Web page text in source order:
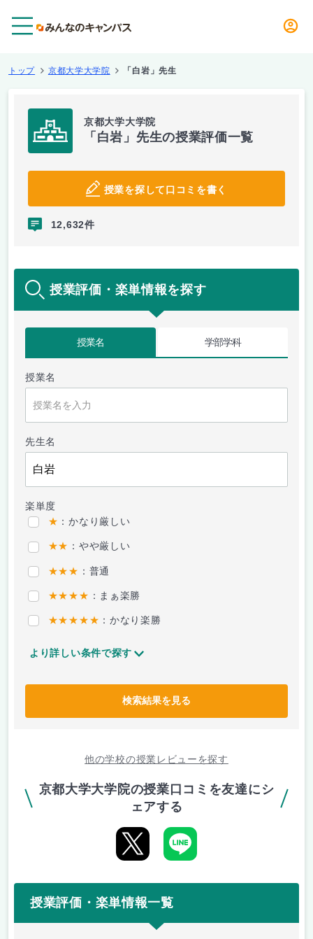
トップ 京都大学大学院 「白岩」先生
京都大学大学院
「白岩」先生の授業評価一覧
授業を探して口コミを書く
12,632件
授業評価・楽単情報を探す
授業名 学部学科
授業名
先生名
楽単度
★ ：かなり厳しい
★★ ：やや厳しい
★★★ ：普通
★★★★ ：まぁ楽勝
★★★★★ ：かなり楽勝
より詳しい条件で探す
検索結果を見る
他の学校の授業レビューを探す
京都大学大学院の授業口コミを友達にシ
ェアする
授業評価・楽単情報一覧